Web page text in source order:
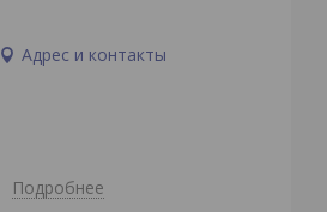
Адрес и контакты
Подробнее